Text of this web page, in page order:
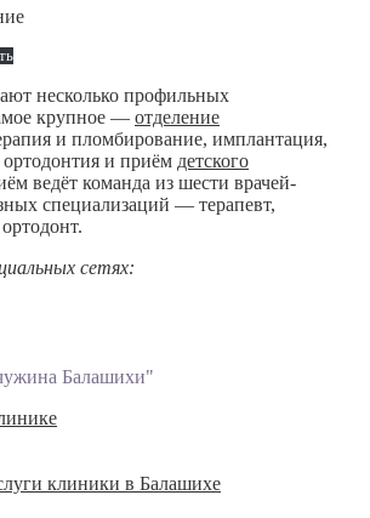
несколько профильных
крупное — отделение
и пломбирование, имплантация,
ортодонтия и приём детского
ведёт команда из шести врачей-
специализаций — терапевт,
сетях:
Балашихи"
клиники в Балашихе